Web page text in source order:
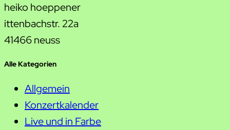
heiko hoeppener
ittenbachstr. 22a
41466 neuss
Alle Kategorien
Allgemein
Konzertkalender
Live und in Farbe